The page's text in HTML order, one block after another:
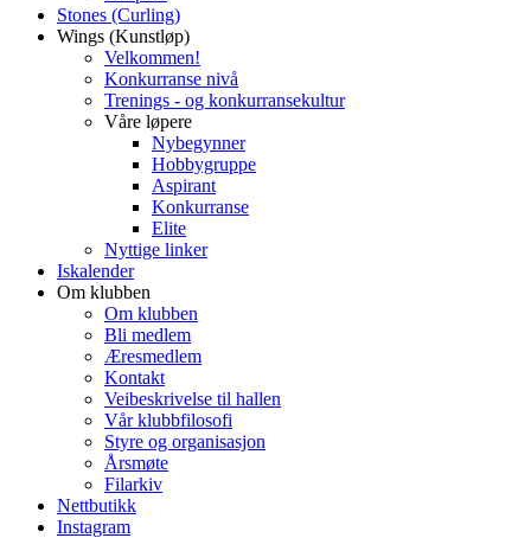
Stones (Curling)
Wings (Kunstløp)
Velkommen!
Konkurranse nivå
Trenings - og konkurransekultur
Våre løpere
Nybegynner
Hobbygruppe
Aspirant
Konkurranse
Elite
Nyttige linker
Iskalender
Om klubben
Om klubben
Bli medlem
Æresmedlem
Kontakt
Veibeskrivelse til hallen
Vår klubbfilosofi
Styre og organisasjon
Årsmøte
Filarkiv
Nettbutikk
Instagram